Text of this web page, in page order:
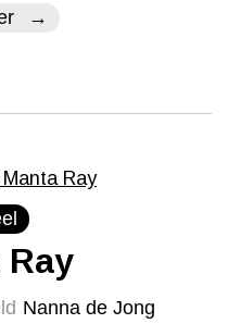
Ray
Nanna de Jong